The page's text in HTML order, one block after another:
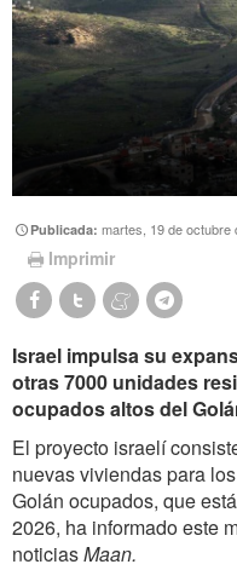
Publicada:martes, 19 de octubre
Imprimir
Israel impulsa su
otras 7000 unidades
ocupados altos del
El proyecto israelí
nuevas viviendas para
Golán ocupados, que
2026, ha informado este
noticiasMaan.